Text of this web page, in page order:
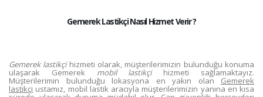
Gemerek Lastikçi Nasıl Hizmet Verir ?
Gemerek lastikçihizmeti olarak, müşterilerimizin bulunduğu konuma
ulaşarak Gemerek mobil lastikçihizmeti sağlamaktayız.
Müşterilerimin bulunduğu lokasyona en yakın olan Gemerek
lastikçi ustamız, mobil lastik aracıyla müşterilerimizin yanına en kısa